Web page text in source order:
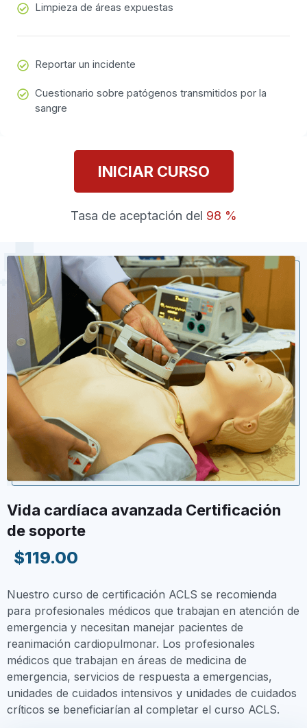
Limpieza de áreas expuestas
Reportar un incidente
Cuestionario sobre patógenos transmitidos por la
sangre
INICIAR CURSO
Tasa de aceptación del 98 %
Vida cardíaca avanzada Certificación
de soporte
$119.00
Nuestro curso de certificación ACLS se recomienda
para profesionales médicos que trabajan en atención de
emergencia y necesitan manejar pacientes de
reanimación cardiopulmonar. Los profesionales
médicos que trabajan en áreas de medicina de
emergencia, servicios de respuesta a emergencias,
unidades de cuidados intensivos y unidades de cuidados
críticos se beneficiarían al completar el curso ACLS.